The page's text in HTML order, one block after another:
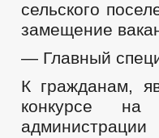
сельского
замещение
— Главный
К гражданам,
конкурсе на
администрации